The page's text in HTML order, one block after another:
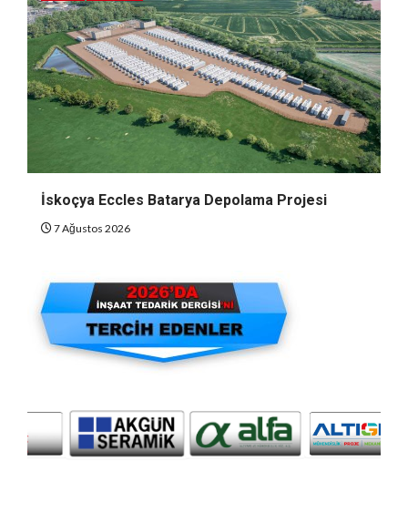
İskoçya Eccles Batarya Depolama Projesi
7 Ağustos 2026